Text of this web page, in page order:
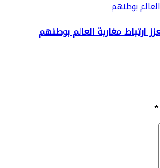
ارتباط مغاربة العالم بوطنهم
*